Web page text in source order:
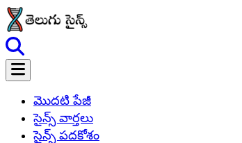
మొదటి పేజీ
సైన్స్ వార్తలు
సైన్స్ పదకోశం